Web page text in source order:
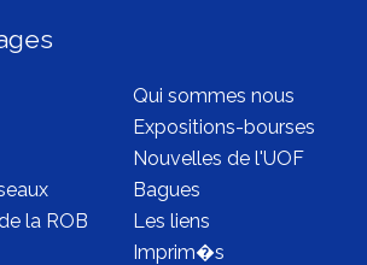
Qui sommes nous
Expositions-bourses
Nouvelles de l'UOF
Bagues
la ROB
Les liens
Imprim�s